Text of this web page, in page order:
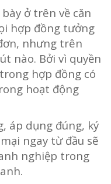
ở trên về căn
hợp đồng tưởng
nhưng trên
nào. Bởi vì quyền
hợp đồng có
hoạt động
áp dụng đúng, ký
ngay từ đầu sẽ
nghiệp trong